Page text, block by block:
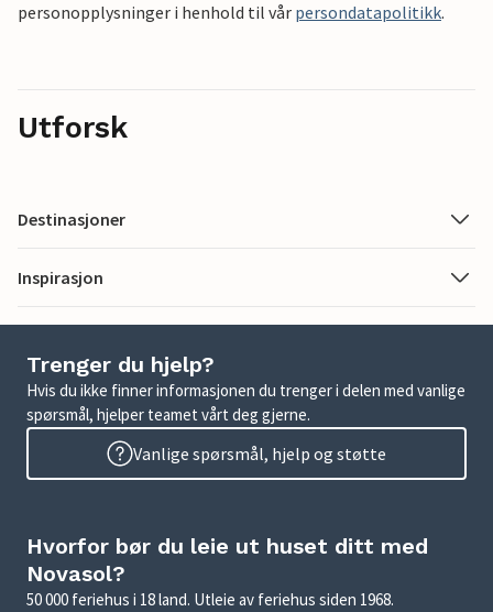
personopplysninger i henhold til vår persondatapolitikk.
Utforsk
Destinasjoner
Inspirasjon
Trenger du hjelp?
Hvis du ikke finner informasjonen du trenger i delen med vanlige
spørsmål, hjelper teamet vårt deg gjerne.
Vanlige spørsmål, hjelp og støtte
Hvorfor bør du leie ut huset ditt med
Novasol?
50 000 feriehus i 18 land. Utleie av feriehus siden 1968.